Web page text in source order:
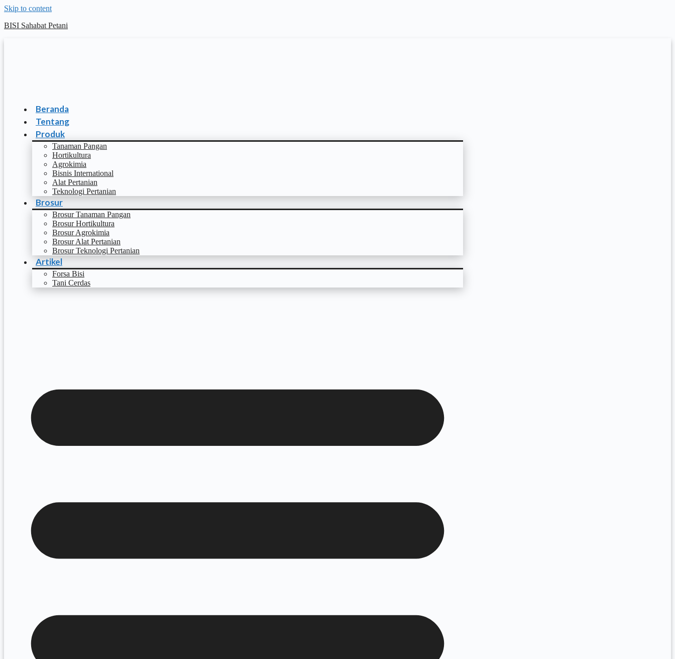
Skip to content
BISI Sahabat Petani
Beranda
Tentang
Produk
Tanaman Pangan
Hortikultura
Agrokimia
Bisnis International
Alat Pertanian
Teknologi Pertanian
Brosur
Brosur Tanaman Pangan
Brosur Hortikultura
Brosur Agrokimia
Brosur Alat Pertanian
Brosur Teknologi Pertanian
Artikel
Forsa Bisi
Tani Cerdas